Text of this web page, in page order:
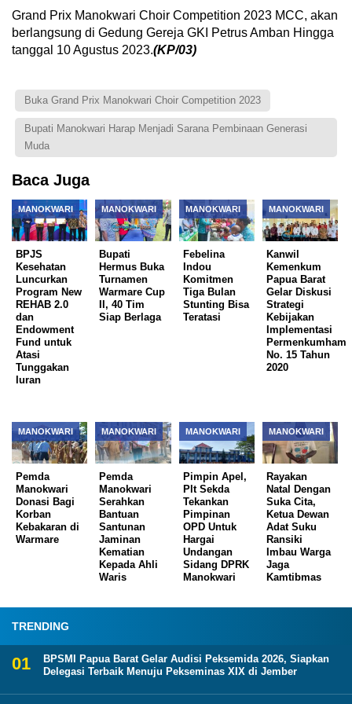
Grand Prix Manokwari Choir Competition 2023 MCC, akan
berlangsung di Gedung Gereja GKI Petrus Amban Hingga
tanggal 10 Agustus 2023.(KP/03)
Buka Grand Prix Manokwari Choir Competition 2023
Bupati Manokwari Harap Menjadi Sarana Pembinaan Generasi
Muda
Baca Juga
MANOKWARI
BPJS
Kesehatan
Luncurkan
Program New
REHAB 2.0
dan
Endowment
Fund untuk
Atasi
Tunggakan
Iuran
MANOKWARI
Bupati
Hermus Buka
Turnamen
Warmare Cup
II, 40 Tim
Siap Berlaga
MANOKWARI
Febelina
Indou
Komitmen
Tiga Bulan
Stunting Bisa
Teratasi
MANOKWARI
Kanwil
Kemenkum
Papua Barat
Gelar Diskusi
Strategi
Kebijakan
Implementasi
Permenkumham
No. 15 Tahun
2020
MANOKWARI
Pemda
Manokwari
Donasi Bagi
Korban
Kebakaran di
Warmare
MANOKWARI
Pemda
Manokwari
Serahkan
Bantuan
Santunan
Jaminan
Kematian
Kepada Ahli
Waris
MANOKWARI
Pimpin Apel,
Plt Sekda
Tekankan
Pimpinan
OPD Untuk
Hargai
Undangan
Sidang DPRK
Manokwari
MANOKWARI
Rayakan
Natal Dengan
Suka Cita,
Ketua Dewan
Adat Suku
Ransiki
Imbau Warga
Jaga
Kamtibmas
TRENDING
BPSMI Papua Barat Gelar Audisi Peksemida 2026, Siapkan
Delegasi Terbaik Menuju Pekseminas XIX di Jember